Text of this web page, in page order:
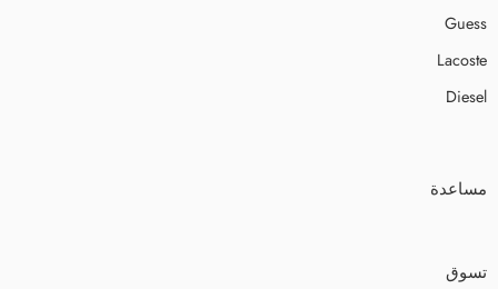
Guess
Lacoste
Diesel
مساعدة
تسوق